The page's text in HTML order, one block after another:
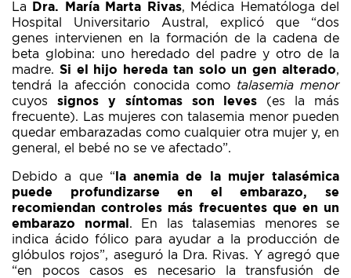
La Dra. María Marta Rivas, Médica Hematóloga del
Hospital Universitario Austral, explicó que “dos
genes intervienen en la formación de la cadena de
beta globina: uno heredado del padre y otro de la
madre. Si el hijo hereda tan solo un gen alterado,
tendrá la afección conocida como talasemia menor
cuyos signos y síntomas son leves (es la más
frecuente). Las mujeres con talasemia menor pueden
quedar embarazadas como cualquier otra mujer y, en
general, el bebé no se ve afectado”.
Debido a que “ la anemia de la mujer talasémica
puede profundizarse en el embarazo, se
recomiendan controles más frecuentes que en un
embarazo normal . En las talasemias menores se
indica ácido fólico para ayudar a la producción de
glóbulos rojos”, aseguró la Dra. Rivas. Y agregó que
“en pocos casos es necesario la transfusión de